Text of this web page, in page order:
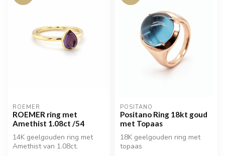
ROEMER
ROEMER ring met
Amethist 1.08ct /54
14K geelgouden ring met
Amethist van 1.08ct.
POSITANO
Positano Ring 18kt goud
met Topaas
18K geelgouden ring met
topaas